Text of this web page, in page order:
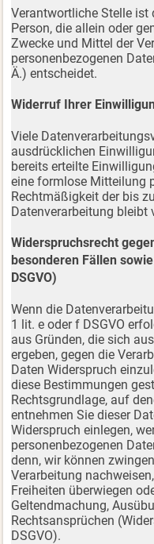
Verantwortliche Stelle
Person, die allein oder
Zwecke und Mittel der
personenbezogenen
Ä.) entscheidet.
Widerruf Ihrer
Viele
ausdrücklichen
bereits erteilte
eine formlose Mitteilung
Rechtmäßigkeit der bis
Datenverarbeitung bleibt
Widerspruchsrecht
besonderen Fällen
DSGVO)
Wenn die
1 lit. e oder f DSGVO
aus Gründen, die sich
ergeben, gegen die
Daten Widerspruch
diese Bestimmungen
Rechtsgrundlage, auf
entnehmen Sie dieser
Widerspruch einlegen,
personenbezogenen
denn, wir können
Verarbeitung
Freiheiten überwiegen
Geltendmachung,
Rechtsansprüchen
DSGVO).